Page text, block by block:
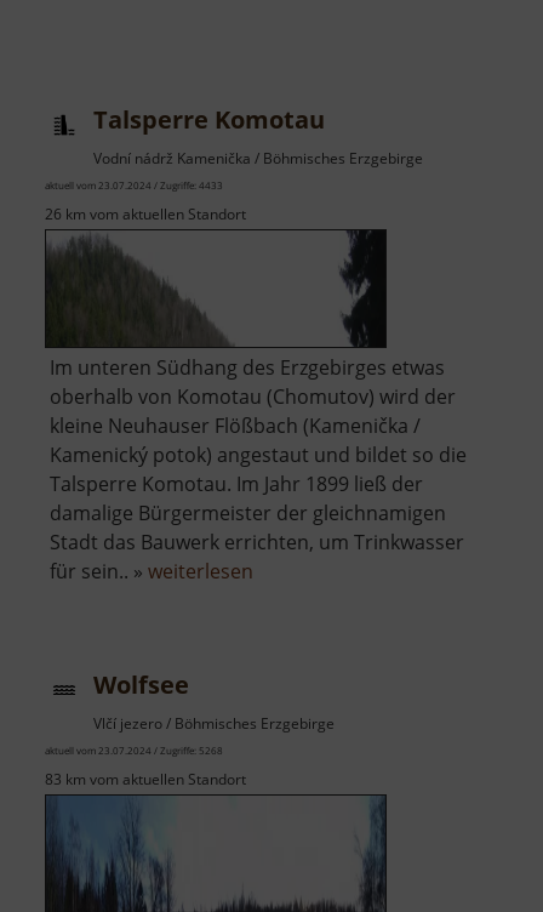
Talsperre Komotau
Vodní nádrž Kamenička / Böhmisches Erzgebirge
aktuell vom 23.07.2024 / Zugriffe: 4433
26 km vom aktuellen Standort
Im unteren Südhang des Erzgebirges etwas
oberhalb von Komotau (Chomutov) wird der
kleine Neuhauser Flößbach (Kamenička /
Kamenický potok) angestaut und bildet so die
Talsperre Komotau. Im Jahr 1899 ließ der
damalige Bürgermeister der gleichnamigen
Stadt das Bauwerk errichten, um Trinkwasser
für sein.. » weiterlesen
Wolfsee
Vlčí jezero / Böhmisches Erzgebirge
aktuell vom 23.07.2024 / Zugriffe: 5268
83 km vom aktuellen Standort